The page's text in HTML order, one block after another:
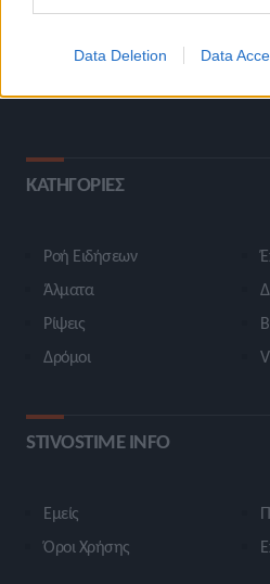
Data Deletion Data
marketing[at]stivostime.gr
ΚΑΤΗΓΟΡΙΕΣ
Ροή Ειδήσεων
Άλματα
Ρίψεις
Δρόμοι
STIVOSTIME INFO
Εμείς
Όροι Χρήσης